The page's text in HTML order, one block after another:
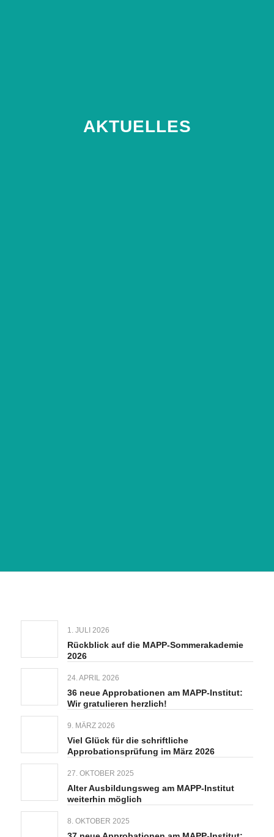
AKTUELLES
1. JULI 2026
Rückblick auf die MAPP-Sommerakademie
2026
24. APRIL 2026
36 neue Approbationen am MAPP-Institut:
Wir gratulieren herzlich!
9. MÄRZ 2026
Viel Glück für die schriftliche
Approbationsprüfung im März 2026
27. OKTOBER 2025
Alter Ausbildungsweg am MAPP-Institut
weiterhin möglich
8. OKTOBER 2025